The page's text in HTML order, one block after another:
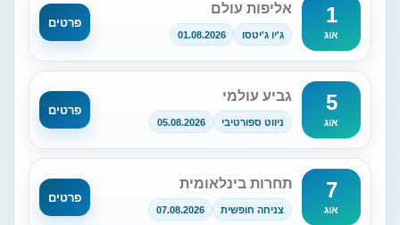
1
אוג
אליפות עולם
ג'יו ג'יטסו 01.08.2026
פרטים
5
אוג
גביע עולמי
ניווט ספורטיבי 05.08.2026
פרטים
7
אוג
תחרות בינלאומית
צניחה חופשית 07.08.2026
פרטים